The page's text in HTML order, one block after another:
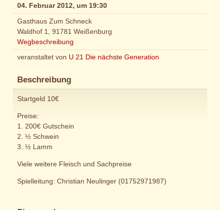
04. Februar 2012, um 19:30
Gasthaus Zum Schneck
Waldhof 1, 91781 Weißenburg
Wegbeschreibung
veranstaltet von U 21 Die nächste Generation
Beschreibung
Startgeld 10€
Preise:
1. 200€ Gutschein
2. ½ Schwein
3. ½ Lamm
Viele weitere Fleisch und Sachpreise
Spielleitung: Christian Neulinger (01752971987)